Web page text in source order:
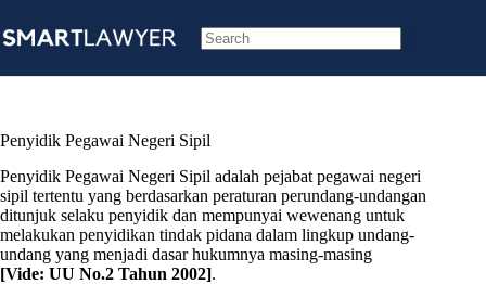
to
content
results
Penyidik Pegawai Negeri Sipil
Penyidik Pegawai Negeri Sipil adalah pejabat pegawai negeri
sipil tertentu yang berdasarkan peraturan perundang-undangan
ditunjuk selaku penyidik dan mempunyai wewenang untuk
melakukan penyidikan tindak pidana dalam lingkup undang-
undang yang menjadi dasar hukumnya masing-masing
[Vide: UU No.2 Tahun 2002].